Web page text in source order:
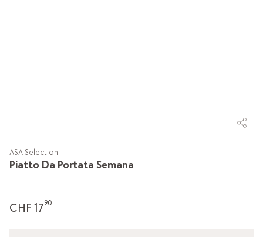
Piatto Da Portata Semana
ASA Selection
CHF 1790